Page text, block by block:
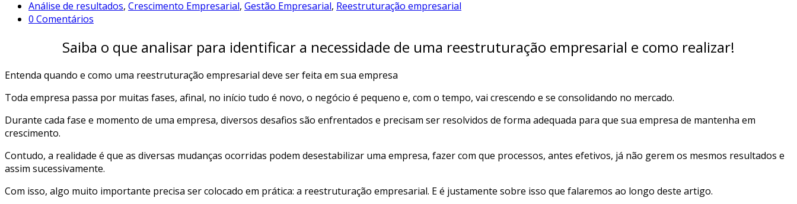
Análise de resultados, Crescimento Empresarial, Gestão Empresarial, Reestruturação empresarial
0 Comentários
Saiba o que analisar para identificar a necessidade de uma reestruturação empresarial e como realizar!
Entenda quando e como uma reestruturação empresarial deve ser feita em sua empresa
Toda empresa passa por muitas fases, afinal, no início tudo é novo, o negócio é pequeno e, com o tempo, vai crescendo e se consolidando no mercado.
Durante cada fase e momento de uma empresa, diversos desafios são enfrentados e precisam ser resolvidos de forma adequada para que sua empresa de mantenha em
crescimento.
Contudo, a realidade é que as diversas mudanças ocorridas podem desestabilizar uma empresa, fazer com que processos, antes efetivos, já não gerem os mesmos resultados e
assim sucessivamente.
Com isso, algo muito importante precisa ser colocado em prática: a reestruturação empresarial. E é justamente sobre isso que falaremos ao longo deste artigo.